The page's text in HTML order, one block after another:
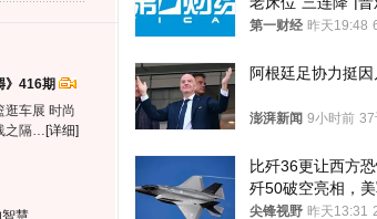
》416期
逛车展 时尚
之隔… [详细]
智慧
第一财经 昨天19:48
阿根廷足协力挺
澎湃新闻 9小时前 37
比歼36更让西方
歼50破空亮相，美
的技术被拿下
尖锋视野 昨天13:31